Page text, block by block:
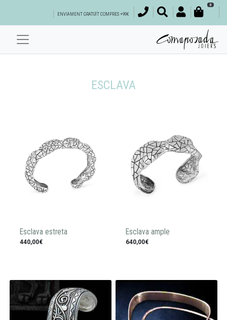
ENVIAMENT GRATUÏT COMPRES +99€
0
ESCLAVA
Esclava estreta
440,00€
Esclava ample
640,00€